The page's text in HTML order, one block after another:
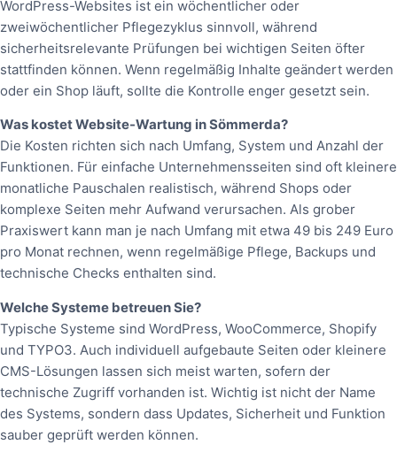
WordPress-Websites ist ein wöchentlicher oder
zweiwöchentlicher Pflegezyklus sinnvoll, während
sicherheitsrelevante Prüfungen bei wichtigen Seiten öfter
stattfinden können. Wenn regelmäßig Inhalte geändert werden
oder ein Shop läuft, sollte die Kontrolle enger gesetzt sein.
Was kostet Website-Wartung in Sömmerda?
Die Kosten richten sich nach Umfang, System und Anzahl der
Funktionen. Für einfache Unternehmensseiten sind oft kleinere
monatliche Pauschalen realistisch, während Shops oder
komplexe Seiten mehr Aufwand verursachen. Als grober
Praxiswert kann man je nach Umfang mit etwa 49 bis 249 Euro
pro Monat rechnen, wenn regelmäßige Pflege, Backups und
technische Checks enthalten sind.
Welche Systeme betreuen Sie?
Typische Systeme sind WordPress, WooCommerce, Shopify
und TYPO3. Auch individuell aufgebaute Seiten oder kleinere
CMS-Lösungen lassen sich meist warten, sofern der
technische Zugriff vorhanden ist. Wichtig ist nicht der Name
des Systems, sondern dass Updates, Sicherheit und Funktion
sauber geprüft werden können.